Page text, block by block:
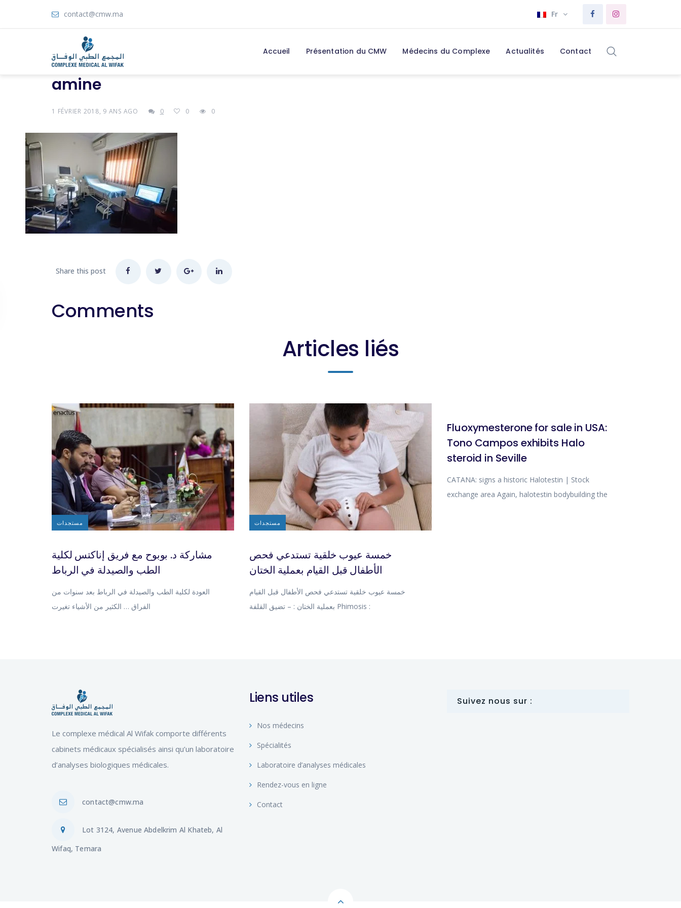
contact@cmw.ma Fr
Accueil Présentation du CMW Médecins du Complexe Actualités Contact
amine
1 FÉVRIER 2018, 9 ANS AGO 0 0 0
Share this post
Comments
Articles liés
مستجدات
مشاركة د. بوبوح مع فريق إناكتس لكلية
الطب والصيدلة في الرباط
العودة لكلية الطب والصيدلة في الرباط بعد سنوات من
الفراق … الكثير من الأشياء تغيرت
مستجدات
خمسة عيوب خلقية تستدعي فحص
الأطفال قبل القيام بعملية الختان
خمسة عيوب خلقية تستدعي فحص الأطفال قبل القيام
بعملية الختان : – تضيق القلفة Phimosis :
Fluoxymesterone for sale in USA:
Tono Campos exhibits Halo
steroid in Seville
CATANA: signs a historic Halotestin | Stock
exchange area Again, halotestin bodybuilding the
Le complexe médical Al Wifak comporte différents
cabinets médicaux spécialisés ainsi qu’un laboratoire
d’analyses biologiques médicales.
contact@cmw.ma
Lot 3124, Avenue Abdelkrim Al Khateb, Al
Wifaq, Temara
Liens utiles
Nos médecins
Spécialités
Laboratoire d’analyses médicales
Rendez-vous en ligne
Contact
Suivez nous sur :